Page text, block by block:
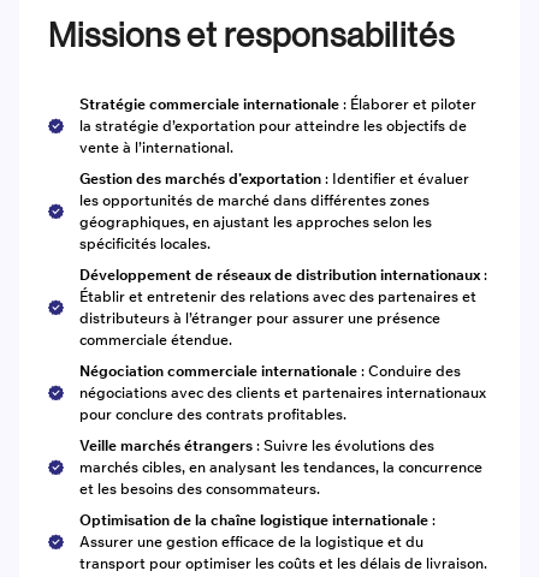
Missions et responsabilités
Stratégie commerciale internationale : Élaborer et piloter
la stratégie d’exportation pour atteindre les objectifs de
vente à l’international.
Gestion des marchés d’exportation : Identifier et évaluer
les opportunités de marché dans différentes zones
géographiques, en ajustant les approches selon les
spécificités locales.
Développement de réseaux de distribution internationaux:
Établir et entretenir des relations avec des partenaires et
distributeurs à l’étranger pour assurer une présence
commerciale étendue.
Négociation commerciale internationale : Conduire des
négociations avec des clients et partenaires internationaux
pour conclure des contrats profitables.
Veille marchés étrangers : Suivre les évolutions des
marchés cibles, en analysant les tendances, la concurrence
et les besoins des consommateurs.
Optimisation de la chaîne logistique internationale :
Assurer une gestion efficace de la logistique et du
transport pour optimiser les coûts et les délais de livraison.